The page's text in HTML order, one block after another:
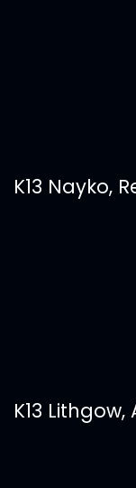
K13 Nayko,
K13 Lithgow,